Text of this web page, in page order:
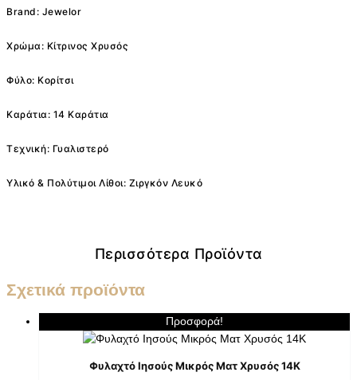
Brand: Jewelor
Χρώμα: Κίτρινος Χρυσός
Φύλο: Κορίτσι
Καράτια: 14 Καράτια
Τεχνική: Γυαλιστερό
Υλικό & Πολύτιμοι Λίθοι: Ζιργκόν Λευκό
Περισσότερα Προϊόντα
Σχετικά προϊόντα
Προσφορά!
Φυλαχτό Ιησούς Μικρός Ματ Χρυσός 14K